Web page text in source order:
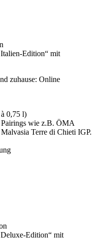
Edition“ mit
zuhause: Online
0,75 l)
Pairings wie z.B. ÖMA
Terre di Chieti IGP.
Edition“ mit